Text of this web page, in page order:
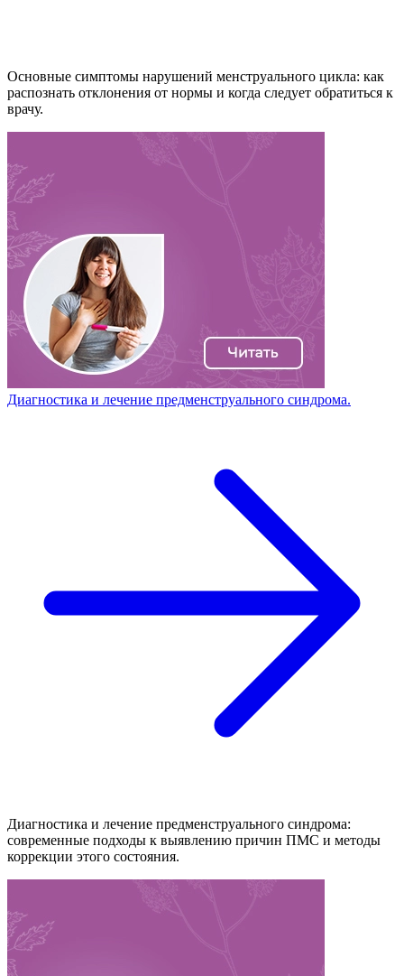
Основные симптомы нарушений менструального цикла: как
распознать отклонения от нормы и когда следует обратиться к
врачу.
Диагностика и лечение предменструального синдрома.
Диагностика и лечение предменструального синдрома:
современные подходы к выявлению причин ПМС и методы
коррекции этого состояния.